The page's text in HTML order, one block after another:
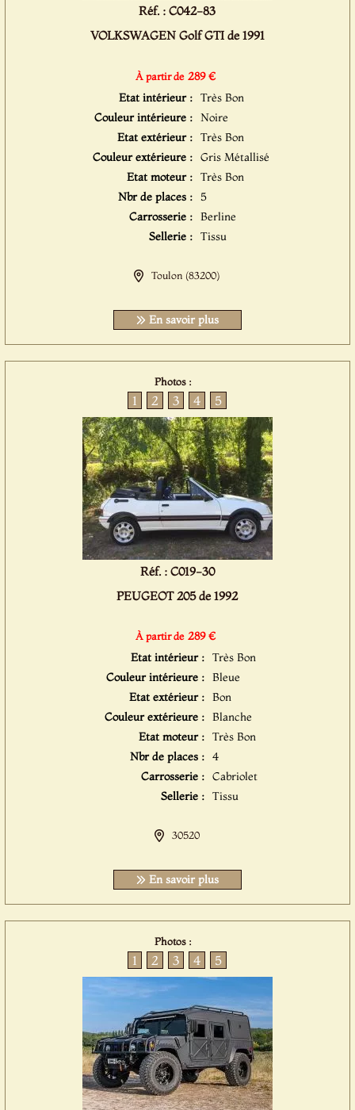
Réf. : C042-83
VOLKSWAGEN Golf GTI de 1991
À partir de 289 €
Etat intérieur : Très Bon
Couleur intérieure : Noire
Etat extérieur : Très Bon
Couleur extérieure : Gris Métallisé
Etat moteur : Très Bon
Nbr de places : 5
Carrosserie : Berline
Sellerie : Tissu
Toulon (83200)
En savoir plus
Photos :
1 2 3 4 5
Réf. : C019-30
PEUGEOT 205 de 1992
À partir de 289 €
Etat intérieur : Très Bon
Couleur intérieure : Bleue
Etat extérieur : Bon
Couleur extérieure : Blanche
Etat moteur : Très Bon
Nbr de places : 4
Carrosserie : Cabriolet
Sellerie : Tissu
30520
En savoir plus
Photos :
1 2 3 4 5